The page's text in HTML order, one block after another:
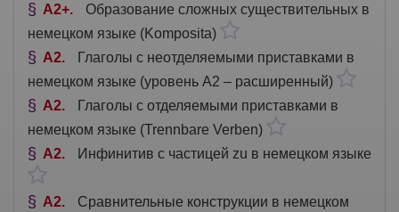
A2+
Образование сложных существительных в
немецком языке (Komposita)
A2
Глаголы с неотделяемыми приставками в
немецком языке (уровень A2 – расширенный)
A2
Глаголы с отделяемыми приставками в
немецком языке (Trennbare Verben)
A2
Инфинитив с частицей zu в немецком языке
A2
Сравнительные конструкции в немецком